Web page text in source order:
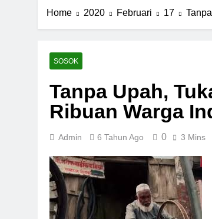
Home 2020 Februari 17
SOSOK
Tanpa Upah,
Ribuan Warga
Admin 6 Tahun Ago 0 3 Mins